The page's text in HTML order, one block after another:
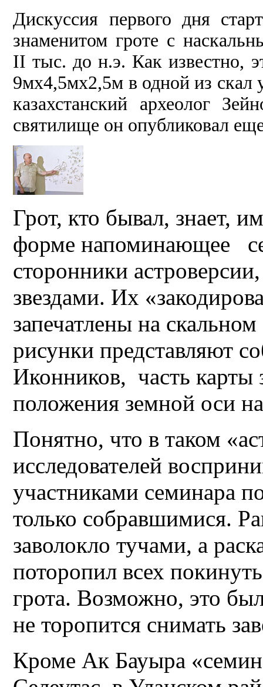
Дискуссия первого дня
знаменитом гроте с
II тыс. до н.э. Как известно,
9мх4,5мх2,5м в одной из
казахстанский археолог
святилище он опубликовал
Грот, кто бывал, знает,
форме напоминающее
сторонники
звездами. Их
запечатлены на
рисунки представляют
Иконников, часть карты
положения земной оси
Понятно, что в таком
исследователей
участниками семинара
только собравшимися.
заволокло тучами, а
поторопил всех
грота. Возможно, это
не торопится снимать
Кроме Ак Бауыра